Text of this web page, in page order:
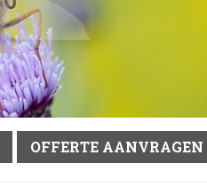
OFFERTE AANVRAGEN